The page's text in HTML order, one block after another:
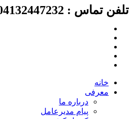
پرش
محتوا
تلفن تماس : 04132447232
خانه
معرفی
درباره ما
پیام مدیرعامل